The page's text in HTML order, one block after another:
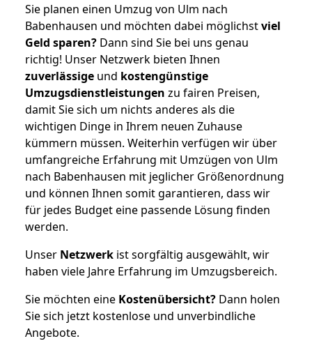
Sie planen einen Umzug von Ulm nach
Babenhausen und möchten dabei möglichstviel
Geld sparen? Dann sind Sie bei uns genau
richtig! Unser Netzwerk bieten Ihnen
zuverlässige und kostengünstige
Umzugsdienstleistungen zu fairen Preisen,
damit Sie sich um nichts anderes als die
wichtigen Dinge in Ihrem neuen Zuhause
kümmern müssen. Weiterhin verfügen wir über
umfangreiche Erfahrung mit Umzügen von Ulm
nach Babenhausen mit jeglicher Größenordnung
und können Ihnen somit garantieren, dass wir
für jedes Budget eine passende Lösung finden
werden.
Unser Netzwerk ist sorgfältig ausgewählt, wir
haben viele Jahre Erfahrung im Umzugsbereich.
Sie möchten eine Kostenübersicht? Dann holen
Sie sich jetzt kostenlose und unverbindliche
Angebote.